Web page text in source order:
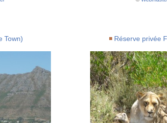
Town) Réserve privée